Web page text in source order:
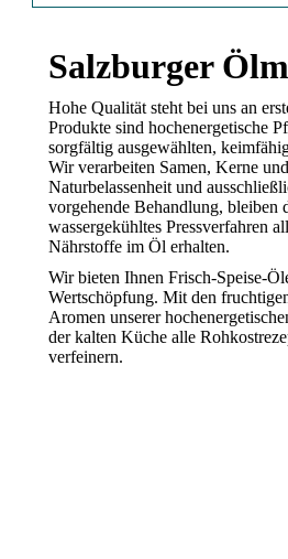
Salzburger
Hohe Qualität steht bei uns an
Produkte sind hochenergetische
sorgfältig ausgewählten,
Wir verarbeiten Samen, Kerne
Naturbelassenheit und
vorgehende Behandlung, bleiben
wassergekühltes Pressverfahren
Nährstoffe im Öl erhalten.
Wir bieten Ihnen Frisch-Speise-
Wertschöpfung. Mit den
Aromen unserer
der kalten Küche alle
verfeinern.